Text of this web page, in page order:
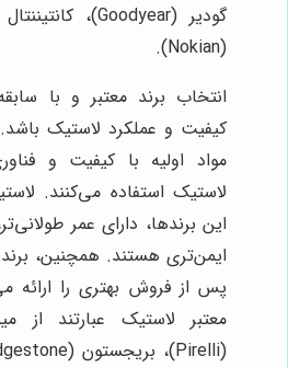
(Nokian).
انتخاب برند معتبر و با
کیفیت و عملکرد لاستیک باشد.
مواد اولیه با کیفیت و
لاستیک استفاده می‌کنند.
این برندها، دارای عمر
ایمن‌تری هستند. همچنین،
پس از فروش بهتری را ارائه